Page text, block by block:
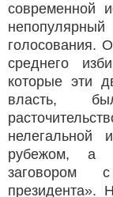
современной
голосования.
среднего
которые эти
власть,
нелегальной
рубежом, а
заговором
президента».